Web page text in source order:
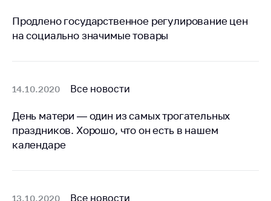
Общественное
обсуждение
товаров
ведения бизнеса
Рекомендации по
предотвращению
Продлено государственное регулирование цен
на социально значимые товары
14.10.2020 Все новости
День матери — один из самых трогательных
праздников. Хорошо, что он есть в нашем
календаре
13.10.2020 Все новости